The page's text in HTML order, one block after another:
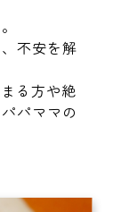
不安を解
る方や絶
パママの